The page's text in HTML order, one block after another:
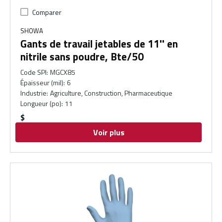
Comparer
SHOWA
Gants de travail jetables de 11'' en
nitrile sans poudre, Bte/50
Code SPI: MGCX85
Épaisseur (mil): 6
Industrie: Agriculture, Construction, Pharmaceutique
Longueur (po): 11
$
Voir plus